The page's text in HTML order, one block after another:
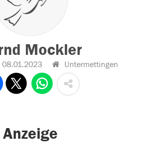
Mockler
08.01.2023 Untermettingen
Anzeige